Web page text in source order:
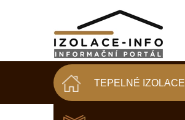
TEPELNÉ IZOLACE